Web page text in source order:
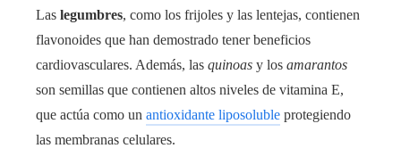
Las legumbres, como los frijoles y las lentejas, contienen
flavonoides que han demostrado tener beneficios
cardiovasculares. Además, las quinoas y los amarantos
son semillas que contienen altos niveles de vitamina E,
que actúa como un antioxidante liposoluble protegiendo
las membranas celulares.